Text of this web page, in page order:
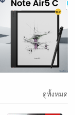
ดูทั้งหมด